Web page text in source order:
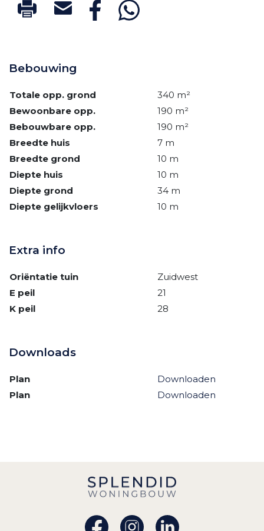
Bebouwing
Totale opp. grond
340 m²
Bewoonbare opp.
190 m²
Bebouwbare opp.
190 m²
Breedte huis
7 m
Breedte grond
10 m
Diepte huis
10 m
Diepte grond
34 m
Diepte gelijkvloers
10 m
Extra info
Oriëntatie tuin
Zuidwest
E peil
21
K peil
28
Downloads
Plan
Downloaden
Plan
Downloaden